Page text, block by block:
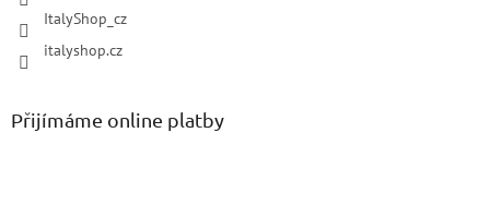
ItalyShop_cz
italyshop.cz
Přijímáme online platby